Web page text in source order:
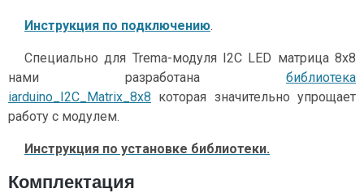
Инструкция по подключению.
Специально для Trema-модуля I2C LED матрица 8x8
нами разработана библиотека
iarduino_I2C_Matrix_8x8 которая значительно упрощает
работу с модулем.
Инструкция по установке библиотеки.
Комплектация